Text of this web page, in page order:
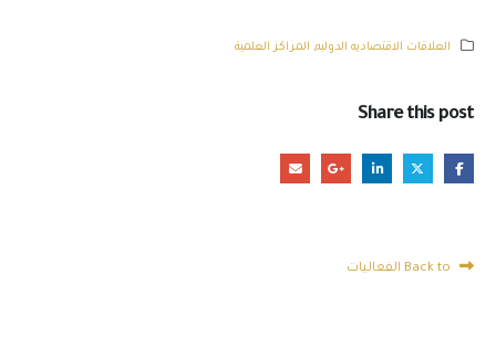
العلاقات الاقتصاديه الدوليه, المراكز العلمية
Share this post